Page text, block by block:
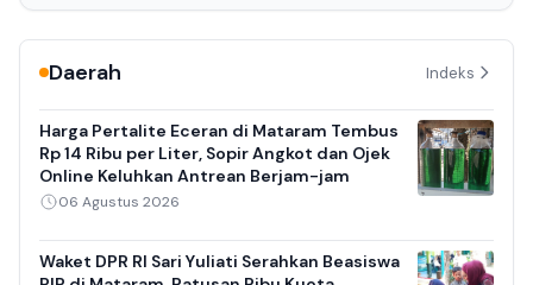
Daerah Indeks
Harga Pertalite Eceran di Mataram Tembus
Rp 14 Ribu per Liter, Sopir Angkot dan Ojek
Online Keluhkan Antrean Berjam-jam
06 Agustus 2026
Waket DPR RI Sari Yuliati Serahkan Beasiswa